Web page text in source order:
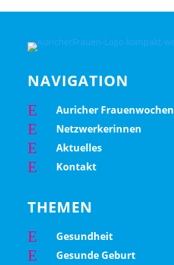
NAVIGATION
E Auricher Frauenwochen
E Netzwerkerinnen
E Aktuelles
E Kontakt
THEMEN
E Gesundheit
E Gesunde Geburt